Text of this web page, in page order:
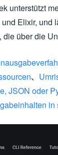
unterstützt
Elixir,
über die
、
JSON oder
in